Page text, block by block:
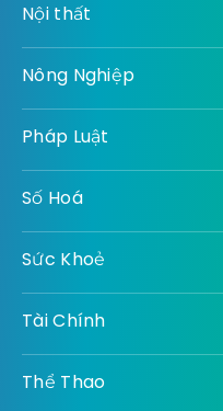
Nội thất
Nông Nghiệp
Pháp Luật
Số Hoá
Sức Khoẻ
Tài Chính
Thể Thao